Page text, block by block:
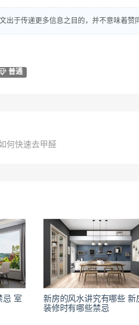
出于传递更多信息之目的，并不意味着赞
普通
何快速去甲醛
忌 室
新房的风水讲究有哪些 新
装修时有哪些禁忌